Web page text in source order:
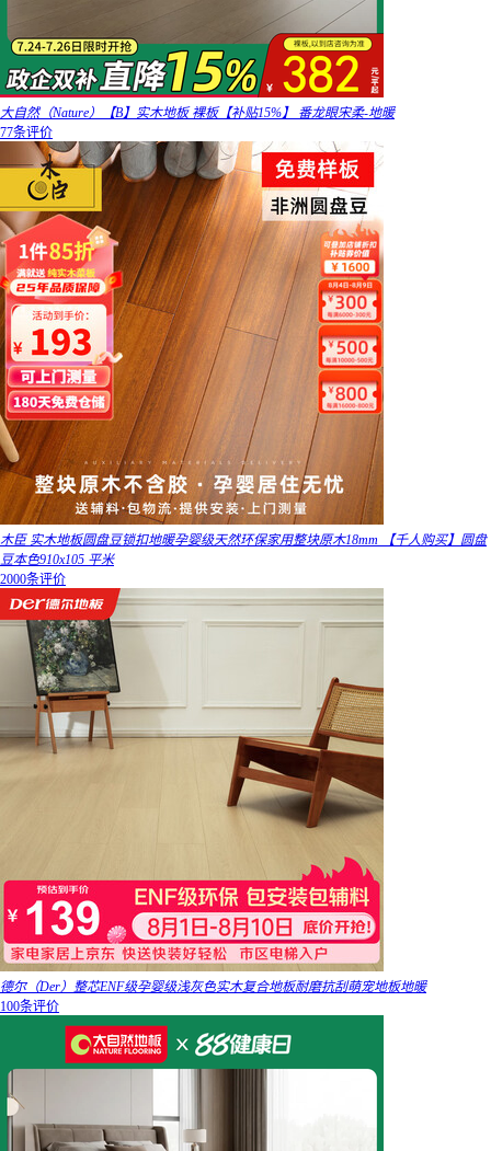
大自然（Nature）【B】实木地板 裸板【补贴15%】 番龙眼宋柔-地暖
77条评价
木臣 实木地板圆盘豆锁扣地暖孕婴级天然环保家用整块原木18mm 【千人购买】圆盘
豆本色910x105 平米
2000条评价
德尔（Der）整芯ENF级孕婴级浅灰色实木复合地板耐磨抗刮萌宠地板地暖
100条评价